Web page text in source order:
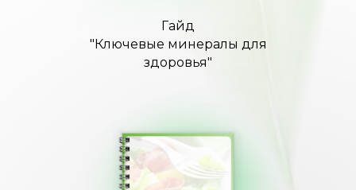
Гайд
"Ключевые минералы для
здоровья"